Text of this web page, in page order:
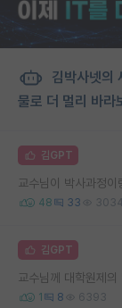
김박사넷의
물로 더 멀리 바라
김GPT
교수님이 박사과정
48 33
김GPT
교수님께 대학원제의
1 8 6393